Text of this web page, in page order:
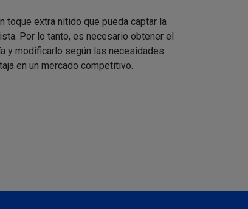
toque extra nítido que pueda captar la
Por lo tanto, es necesario obtener el
y modificarlo según las necesidades
en un mercado competitivo.